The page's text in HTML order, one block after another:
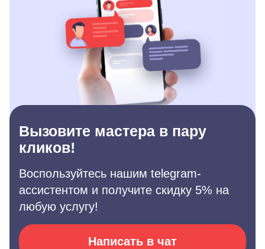
Вызовите мастера в пару
кликов!
Воспользуйтесь нашим telegram-
ассистентом и получите скидку 5% на
любую услугу!
Написать в чат